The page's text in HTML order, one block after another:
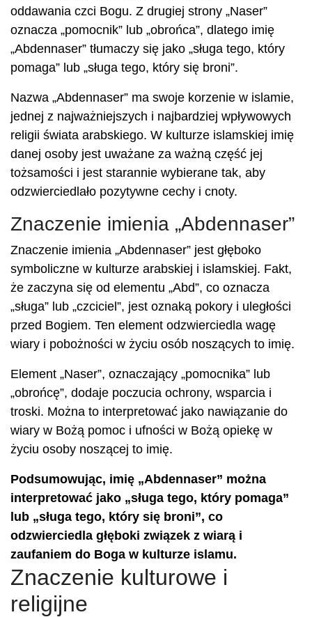
oddawania czci Bogu. Z drugiej strony „Naser”
oznacza „pomocnik” lub „obrońca”, dlatego imię
„Abdennaser” tłumaczy się jako „sługa tego, który
pomaga” lub „sługa tego, który się broni”.
Nazwa „Abdennaser” ma swoje korzenie w islamie,
jednej z najważniejszych i najbardziej wpływowych
religii świata arabskiego. W kulturze islamskiej imię
danej osoby jest uważane za ważną część jej
tożsamości i jest starannie wybierane tak, aby
odzwierciedlało pozytywne cechy i cnoty.
Znaczenie imienia „Abdennaser”
Znaczenie imienia „Abdennaser” jest głęboko
symboliczne w kulturze arabskiej i islamskiej. Fakt,
że zaczyna się od elementu „Abd”, co oznacza
„sługa” lub „czciciel”, jest oznaką pokory i uległości
przed Bogiem. Ten element odzwierciedla wagę
wiary i pobożności w życiu osób noszących to imię.
Element „Naser”, oznaczający „pomocnika” lub
„obrońcę”, dodaje poczucia ochrony, wsparcia i
troski. Można to interpretować jako nawiązanie do
wiary w Bożą pomoc i ufności w Bożą opiekę w
życiu osoby noszącej to imię.
Podsumowując, imię „Abdennaser” można
interpretować jako „sługa tego, który pomaga”
lub „sługa tego, który się broni”, co
odzwierciedla głęboki związek z wiarą i
zaufaniem do Boga w kulturze islamu.
Znaczenie kulturowe i
religijne